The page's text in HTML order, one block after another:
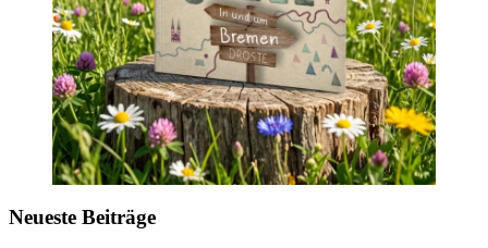
Neueste Beiträge